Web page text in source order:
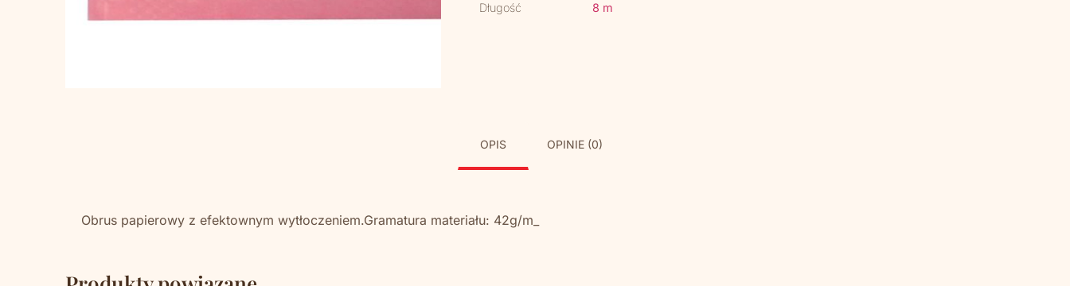
Długość 8 m
OPIS OPINIE (0)
Obrus papierowy z efektownym wytłoczeniem.Gramatura materiału: 42g/m_